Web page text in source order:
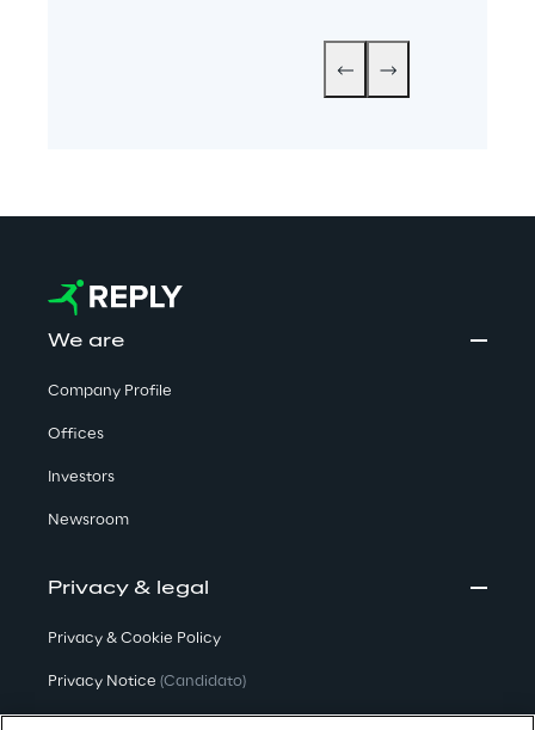
We are
Company Profile
Offices
Investors
Newsroom
Privacy & legal
Privacy & Cookie Policy
Privacy Notice (Candidato)